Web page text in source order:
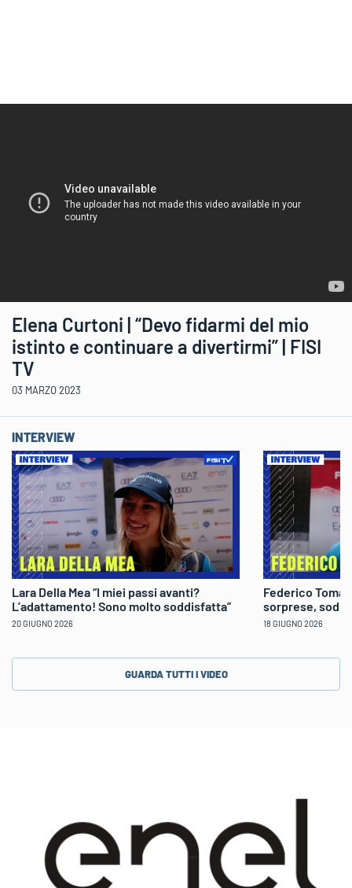
Elena Curtoni | “Devo fidarmi del mio
istinto e continuare a divertirmi” | FISI
TV
03 MARZO 2023
INTERVIEW
Lara Della Mea “I miei passi avanti?
L’adattamento! Sono molto soddisfatta”
20 GIUGNO 2026
Federico
sorprese,
18 GIUGNO 2026
GUARDA TUTTI I VIDEO